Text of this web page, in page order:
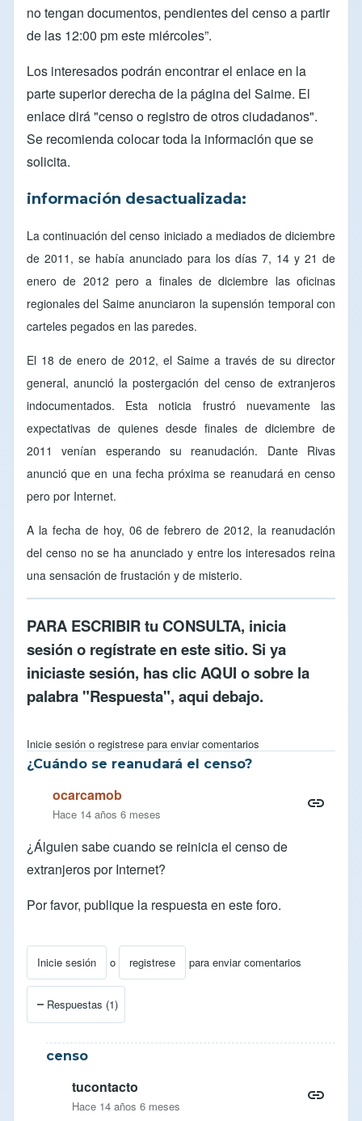
no tengan documentos, pendientes del censo a partir
de las 12:00 pm este miércoles”.
Los interesados podrán encontrar el enlace en la
parte superior derecha de la página del Saime. El
enlace dirá "censo o registro de otros ciudadanos".
Se recomienda colocar toda la información que se
solicita.
información desactualizada:
La continuación del censo iniciado a mediados de diciembre
de 2011, se había anunciado para los días 7, 14 y 21 de
enero de 2012 pero a finales de diciembre las oficinas
regionales del Saime anunciaron la supensión temporal con
carteles pegados en las paredes.
El 18 de enero de 2012, el Saime a través de su director
general, anunció la postergación del censo de extranjeros
indocumentados. Esta noticia frustró nuevamente las
expectativas de quienes desde finales de diciembre de
2011 venían esperando su reanudación. Dante Rivas
anunció que en una fecha próxima se reanudará en censo
pero por Internet.
A la fecha de hoy, 06 de febrero de 2012, la reanudación
del censo no se ha anunciado y entre los interesados reina
una sensación de frustación y de misterio.
PARA ESCRIBIR tu CONSULTA, inicia
sesióno regístrate en este sitio. Si ya
iniciaste sesión, has clicAQUI o sobre la
palabra "Respuesta", aqui debajo.
Inicie sesión o registrese para enviar comentarios
¿Cuándo se reanudará el censo?
ocarcamob
Hace 14 años 6 meses
¿Álguien sabe cuando se reinicia el censo de
extranjeros por Internet?
Por favor, publique la respuesta en este foro.
Inicie sesión o registrese para enviar comentarios
Respuestas (1)
censo
tucontacto
Hace 14 años 6 meses